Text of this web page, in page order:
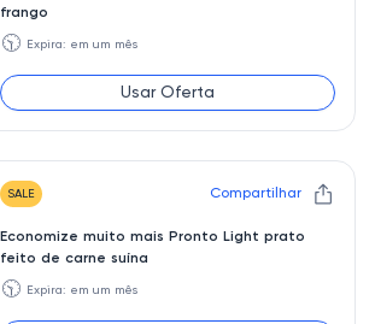
frango
🕥 Expira: em um mês
Usar Oferta
SALE Compartilhar
Economize muito mais Pronto Light prato
feito de carne suína
🕥 Expira: em um mês